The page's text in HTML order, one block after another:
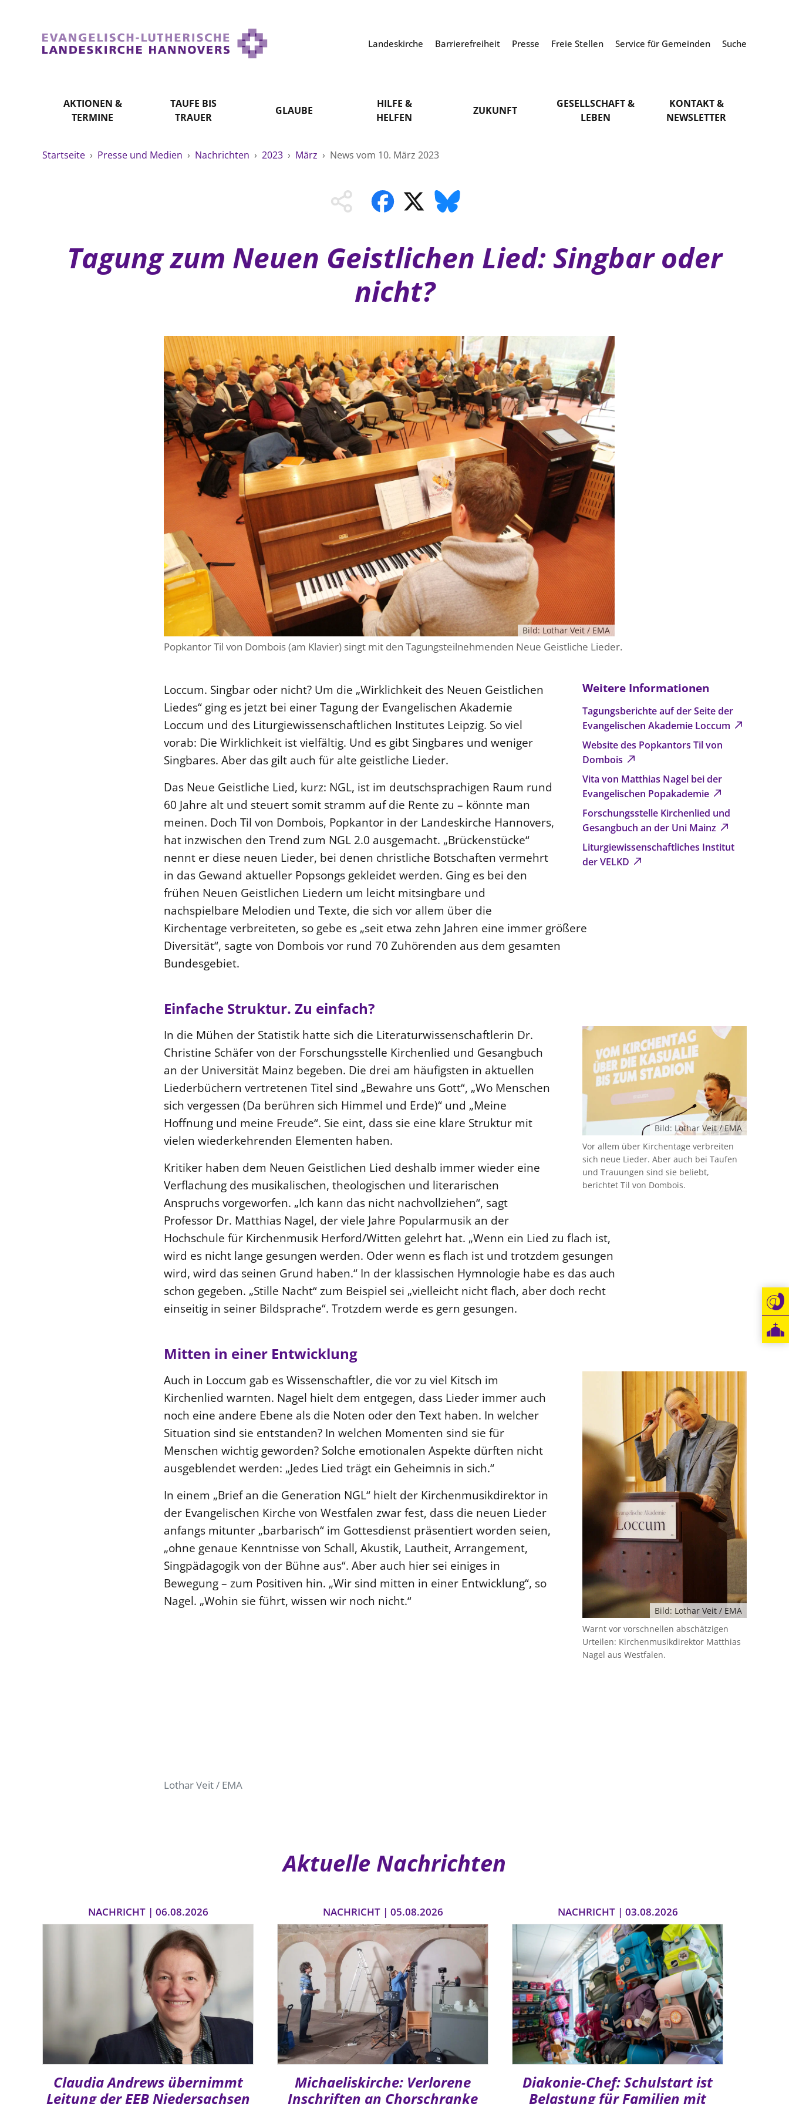
Landeskirche Barrierefreiheit Presse Freie Stellen Service für Gemeinden Suche
AKTIONEN &
TERMINE
TAUFE BIS
TRAUER
GLAUBE
HILFE &
HELFEN
ZUKUNFT
GESELLSCHAFT &
LEBEN
KONTAKT &
NEWSLETTER
Startseite › Presse und Medien › Nachrichten › 2023 › März › News vom 10. März 2023
Tagung zum Neuen Geistlichen Lied: Singbar oder
nicht?
Bild: Lothar Veit / EMA
Popkantor Til von Dombois (am Klavier) singt mit den Tagungsteilnehmenden Neue Geistliche Lieder.
Weitere Informationen
Tagungsberichte auf der Seite der
Evangelischen Akademie Loccum
Website des Popkantors Til von
Dombois
Vita von Matthias Nagel bei der
Evangelischen Popakademie
Forschungsstelle Kirchenlied und
Gesangbuch an der Uni Mainz
Liturgiewissenschaftliches Institut
der VELKD
Loccum. Singbar oder nicht? Um die „Wirklichkeit des Neuen Geistlichen
Liedes“ ging es jetzt bei einer Tagung der Evangelischen Akademie
Loccum und des Liturgiewissenschaftlichen Institutes Leipzig. So viel
vorab: Die Wirklichkeit ist vielfältig. Und es gibt Singbares und weniger
Singbares. Aber das gilt auch für alte geistliche Lieder.
Das Neue Geistliche Lied, kurz: NGL, ist im deutschsprachigen Raum rund
60 Jahre alt und steuert somit stramm auf die Rente zu – könnte man
meinen. Doch Til von Dombois, Popkantor in der Landeskirche Hannovers,
hat inzwischen den Trend zum NGL 2.0 ausgemacht. „Brückenstücke“
nennt er diese neuen Lieder, bei denen christliche Botschaften vermehrt
in das Gewand aktueller Popsongs gekleidet werden. Ging es bei den
frühen Neuen Geistlichen Liedern um leicht mitsingbare und
nachspielbare Melodien und Texte, die sich vor allem über die
Kirchentage verbreiteten, so gebe es „seit etwa zehn Jahren eine immer größere
Diversität“, sagte von Dombois vor rund 70 Zuhörenden aus dem gesamten
Bundesgebiet.
Einfache Struktur. Zu einfach?
Bild: Lothar Veit / EMA
Vor allem über Kirchentage verbreiten
sich neue Lieder. Aber auch bei Taufen
und Trauungen sind sie beliebt,
berichtet Til von Dombois.
In die Mühen der Statistik hatte sich die Literaturwissenschaftlerin Dr.
Christine Schäfer von der Forschungsstelle Kirchenlied und Gesangbuch
an der Universität Mainz begeben. Die drei am häufigsten in aktuellen
Liederbüchern vertretenen Titel sind „Bewahre uns Gott“, „Wo Menschen
sich vergessen (Da berühren sich Himmel und Erde)“ und „Meine
Hoffnung und meine Freude“. Sie eint, dass sie eine klare Struktur mit
vielen wiederkehrenden Elementen haben.
Kritiker haben dem Neuen Geistlichen Lied deshalb immer wieder eine
Verflachung des musikalischen, theologischen und literarischen
Anspruchs vorgeworfen. „Ich kann das nicht nachvollziehen“, sagt
Professor Dr. Matthias Nagel, der viele Jahre Popularmusik an der
Hochschule für Kirchenmusik Herford/Witten gelehrt hat. „Wenn ein Lied zu flach ist,
wird es nicht lange gesungen werden. Oder wenn es flach ist und trotzdem gesungen
wird, wird das seinen Grund haben.“ In der klassischen Hymnologie habe es das auch
schon gegeben. „Stille Nacht“ zum Beispiel sei „vielleicht nicht flach, aber doch recht
einseitig in seiner Bildsprache“. Trotzdem werde es gern gesungen.
Mitten in einer Entwicklung
Bild: Lothar Veit / EMA
Warnt vor vorschnellen abschätzigen
Urteilen: Kirchenmusikdirektor Matthias
Nagel aus Westfalen.
Auch in Loccum gab es Wissenschaftler, die vor zu viel Kitsch im
Kirchenlied warnten. Nagel hielt dem entgegen, dass Lieder immer auch
noch eine andere Ebene als die Noten oder den Text haben. In welcher
Situation sind sie entstanden? In welchen Momenten sind sie für
Menschen wichtig geworden? Solche emotionalen Aspekte dürften nicht
ausgeblendet werden: „Jedes Lied trägt ein Geheimnis in sich.“
In einem „Brief an die Generation NGL“ hielt der Kirchenmusikdirektor in
der Evangelischen Kirche von Westfalen zwar fest, dass die neuen Lieder
anfangs mitunter „barbarisch“ im Gottesdienst präsentiert worden seien,
„ohne genaue Kenntnisse von Schall, Akustik, Lautheit, Arrangement,
Singpädagogik von der Bühne aus“. Aber auch hier sei einiges in
Bewegung – zum Positiven hin. „Wir sind mitten in einer Entwicklung“, so
Nagel. „Wohin sie führt, wissen wir noch nicht.“
Lothar Veit / EMA
Aktuelle Nachrichten
NACHRICHT | 06.08.2026
Claudia Andrews übernimmt
Leitung der EEB Niedersachsen
NACHRICHT | 05.08.2026
Michaeliskirche: Verlorene
Inschriften an Chorschranke
NACHRICHT | 03.08.2026
Diakonie-Chef: Schulstart ist
Belastung für Familien mit